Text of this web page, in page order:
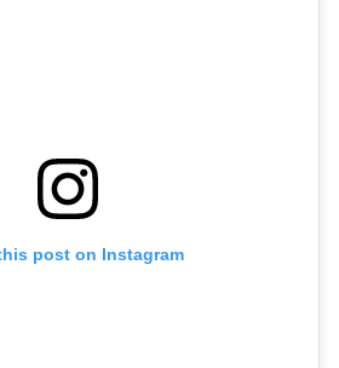
post on Instagram